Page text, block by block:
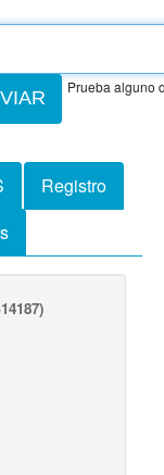
Prueba alguno
Registro